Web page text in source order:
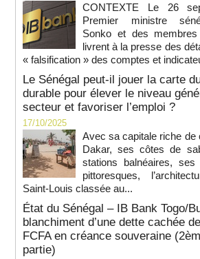
CONTEXTE Le 26
Premier ministre
Sonko et des
livrent à la presse des
« falsification » des comptes et
Le Sénégal peut-il jouer la carte
durable pour élever le niveau
secteur et favoriser l’emploi ?
17/10/2025
Avec sa capitale riche de
Dakar, ses côtes de
stations balnéaires,
pittoresques,
Saint-Louis classée au...
État du Sénégal – IB Bank Togo/
blanchiment d’une dette cachée
FCFA en créance souveraine
partie)